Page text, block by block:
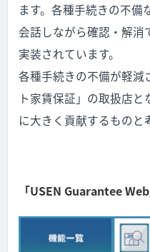
ます。各種手続きの不
会話しながら確認・解消
実装されています。
各種手続きの不備が軽減
ト家賃保証」の取扱店
に大きく貢献するものと
「USEN Guarantee